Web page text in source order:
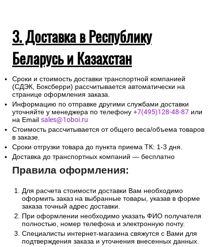
3. Доставка в Республику
Беларусь и Казахстан
Сроки и стоимость доставки транспортной компанией
(СДЭК, Боксберри) рассчитывается автоматически на
странице оформления заказа.
Информацию по отправке другими службами доставки
уточняйте у менеджера по телефону +7(495)128-48-87 или
на Email sales@1oboi.ru
Стоимость рассчитывается от общего веса/объема товаров
в заказе.
Сроки отгрузки товара до пункта приема ТК: 1-3 дня.
Доставка до транспортных компаний — бесплатно
Правила оформления:
Для расчета стоимости доставки Вам необходимо
оформить заказ на выбранные товары, указав в форме
заказа точный адрес доставки.
При оформлении необходимо указать ФИО получателя
полностью, номер телефона и электронную почту.
Специалисты интернет-магазина свяжутся с Вами для
подтверждения заказа и уточнения внесенных данных.